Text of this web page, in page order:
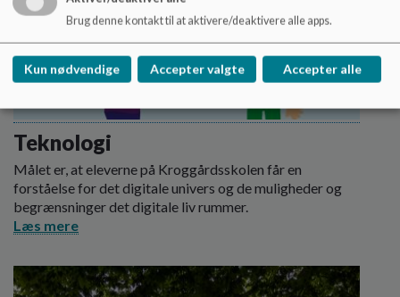
Teknologi
Målet er, at eleverne på Kroggårdsskolen får en
forståelse for det digitale univers og de muligheder og
begrænsninger det digitale liv rummer.
Læs mere
Brug denne kontakt til at aktivere/deaktivere alle apps.
Kun nødvendige Accepter valgte Accepter alle